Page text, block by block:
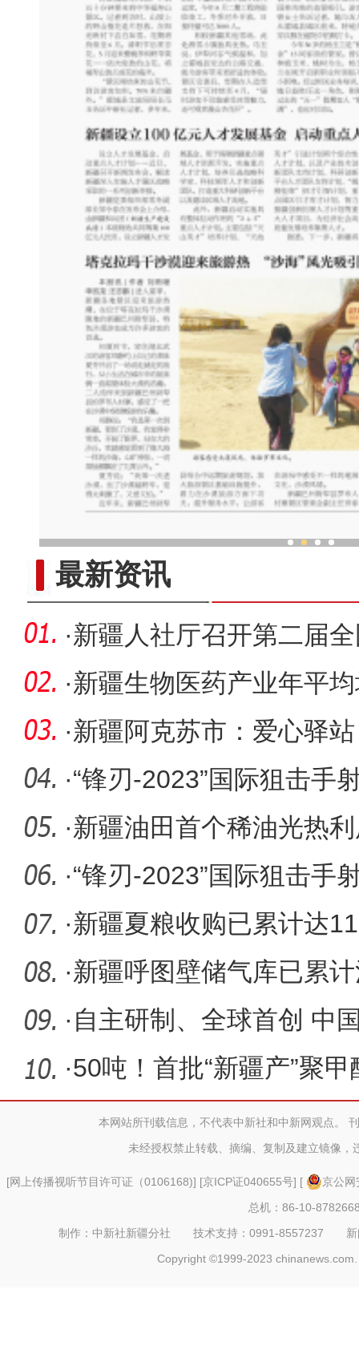
最新资讯
·新疆人社厅召开第二届
训动员会
·新疆生物医药产业年平
·新疆阿克苏市：爱心驿
港湾”
·“锋刃-2023”国际狙击手
里的中
·新疆油田首个稀油光热
·“锋刃-2023”国际狙击手
开幕
·新疆夏粮收购已累计达
·新疆呼图壁储气库已累
立方米
· 自主研制、全球首创 中
岩掘进机
·50吨！首批“新疆产”聚
本网站所刊载信息，不代表中新社和中新网观点。
未经授权禁止转载、摘编、复制及建立镜像，
[网上传播视听节目许可证（0106168)] [京ICP证040655号] [
京公
总机：86-10-
制作：中新社新疆分社 技术支持：0991-8557237
Copyright ©1999-2023